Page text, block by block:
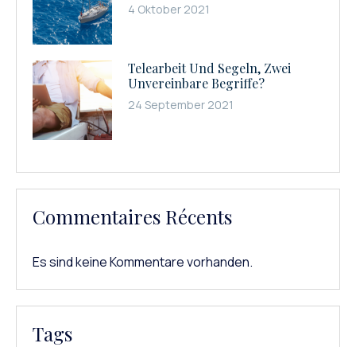
4 Oktober 2021
Telearbeit Und Segeln, Zwei
Unvereinbare Begriffe?
24 September 2021
Commentaires Récents
Es sind keine Kommentare vorhanden.
Tags